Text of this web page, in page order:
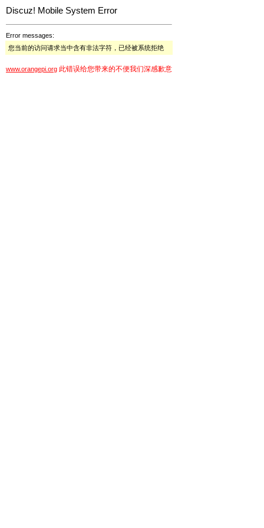
Discuz! Mobile System Error
Error messages:
您当前的访问请求当中含有非法字符，已经被系统拒绝
www.orangepi.org 此错误给您带来的不便我们深感歉意